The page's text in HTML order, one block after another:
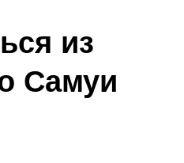
из
Самуи